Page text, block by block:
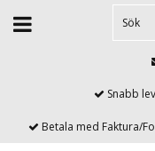
Snabb
Betala med Faktura/